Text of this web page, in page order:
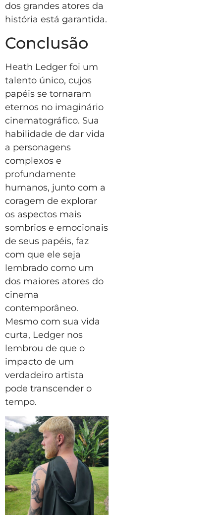
dos grandes atores da
história está garantida.
Conclusão
Heath Ledger foi um
talento único, cujos
papéis se tornaram
eternos no imaginário
cinematográfico. Sua
habilidade de dar vida
a personagens
complexos e
profundamente
humanos, junto com a
coragem de explorar
os aspectos mais
sombrios e emocionais
de seus papéis, faz
com que ele seja
lembrado como um
dos maiores atores do
cinema
contemporâneo.
Mesmo com sua vida
curta, Ledger nos
lembrou de que o
impacto de um
verdadeiro artista
pode transcender o
tempo.